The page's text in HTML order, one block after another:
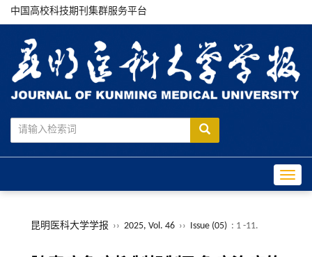
中国高校科技期刊集群服务平台
昆明医科大学学报 ›› 2025, Vol. 46 ›› Issue (05) : 1 -11.